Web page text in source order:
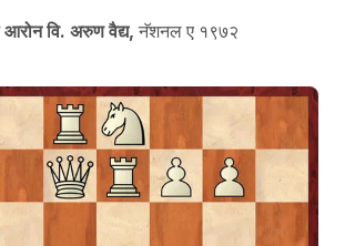
वि. अरुण वैद्य, नॅशनल ए १९७२